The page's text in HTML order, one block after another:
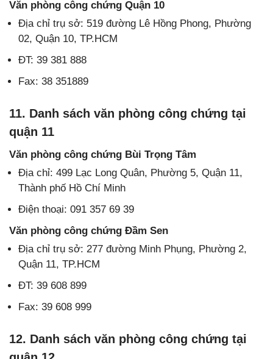
Văn phòng công chứng Quận 10
Địa chỉ trụ sở: 519 đường Lê Hồng Phong, Phường
02, Quận 10, TP.HCM
ĐT: 39 381 888
Fax: 38 351889
11. Danh sách văn phòng công chứng tại
quận 11
Văn phòng công chứng Bùi Trọng Tâm
Địa chỉ: 499 Lạc Long Quân, Phường 5, Quận 11,
Thành phố Hồ Chí Minh
Điện thoại: 091 357 69 39
Văn phòng công chứng Đầm Sen
Địa chỉ trụ sở: 277 đường Minh Phụng, Phường 2,
Quận 11, TP.HCM
ĐT: 39 608 899
Fax: 39 608 999
12. Danh sách văn phòng công chứng tại